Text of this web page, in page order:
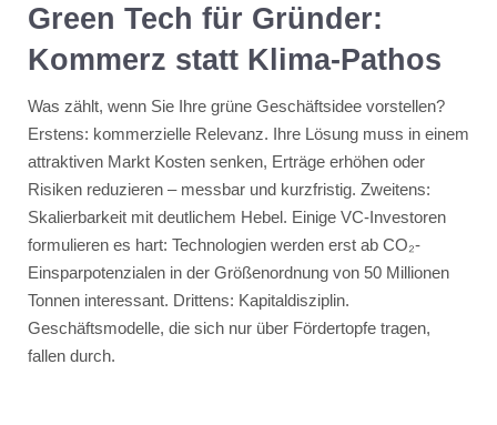
Green Tech für Gründer:
Kommerz statt Klima-Pathos
Was zählt, wenn Sie Ihre grüne Geschäftsidee vorstellen?
Erstens: kommerzielle Relevanz. Ihre Lösung muss in einem
attraktiven Markt Kosten senken, Erträge erhöhen oder
Risiken reduzieren – messbar und kurzfristig. Zweitens:
Skalierbarkeit mit deutlichem Hebel. Einige VC-Investoren
formulieren es hart: Technologien werden erst ab CO₂-
Einsparpotenzialen in der Größenordnung von 50 Millionen
Tonnen interessant. Drittens: Kapitaldisziplin.
Geschäftsmodelle, die sich nur über Fördertopfe tragen,
fallen durch.